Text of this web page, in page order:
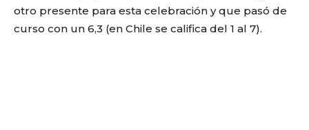
otro presente para esta celebración y que pasó de
curso con un 6,3 (en Chile se califica del 1 al 7).